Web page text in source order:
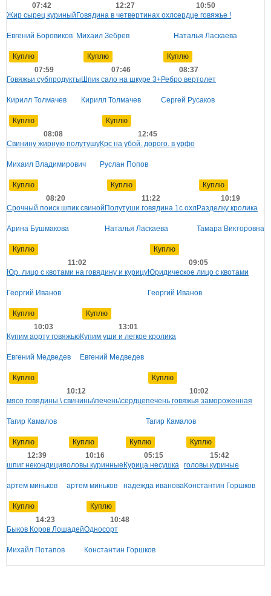
07:42
Жир сырец куриный
Евгений Боровиков
12:27
Говядина в четвертинах охл
Михаил Зебрев
10:50
сердце говяжье !
Наталья Ласкаева
Куплю
07:59
Говяжьи субпродукты
Кирилл Толмачев
Куплю
07:46
Шпик сало на шкуре 3+
Кирилл Толмачев
Куплю
08:37
Ребро вертолет
Сергей Русаков
Куплю
08:08
Свинину жирную полутушу
Михаил Владимирович
Куплю
12:45
Крс на убой. дорого. в урфо
Руслан Попов
Куплю
08:20
Срочный поиск шпик свиной
Арина Бушмакова
Куплю
11:22
Полутуши говядина 1с охл
Наталья Ласкаева
Куплю
10:19
Разделку кролика
Тамара Викторовна
Куплю
11:02
Юр. лицо с квотами на говядину и курицу
Георгий Иванов
Куплю
09:05
Юридическое лицо с квотами
Георгий Иванов
Куплю
10:03
Купим аорту говяжью
Евгений Медведев
Куплю
13:01
Купим уши и легкое кролика
Евгений Медведев
Куплю
10:12
мясо говядины \ свинины\печень\сердце
Тагир Камалов
Куплю
10:02
печень говяжья замороженная
Тагир Камалов
Куплю
12:39
шпиг некондиция
артем миньков
Куплю
10:16
оловы куринные
артем миньков
Куплю
05:15
Курица несушка
надежда иванова
Куплю
15:42
головы куриные
Константин Горшков
Куплю
14:23
Быков Коров Лошадей
Михайл Потапов
Куплю
10:48
Односорт
Константин Горшков